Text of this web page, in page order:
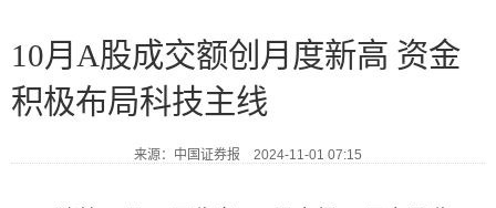
10月A股成交额创月度新高 资金
积极布局科技主线
来源：中国证券报 2024-11-01 07:15